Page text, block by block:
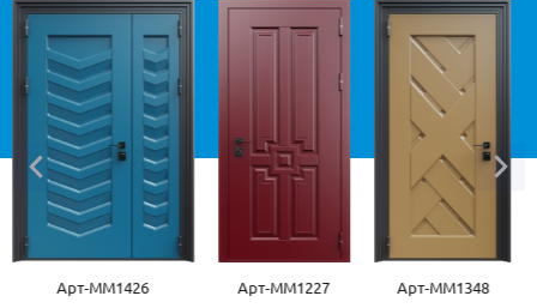
Арт-ММ1426 Арт-ММ1227 Арт-ММ1348